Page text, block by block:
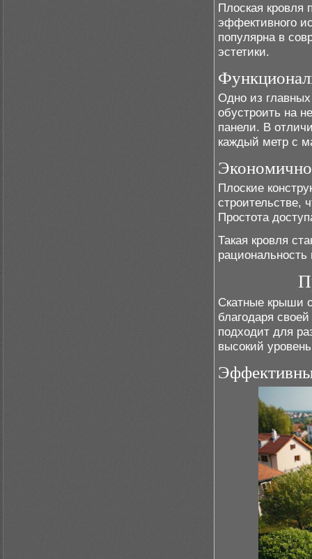
Плоская кровля
эффективного
популярна в
эстетики.
Одно из
обустроить на
панели. В
каждый метр с
Плоские
строительстве,
Простота
Такая кровля
Скатные крыши
благодаря
подходит для
высокий